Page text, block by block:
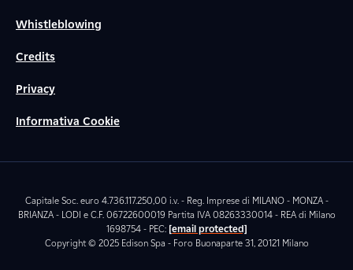
Whistleblowing
Credits
Privacy
Informativa Cookie
Capitale Soc. euro 4.736.117.250,00 i.v. - Reg. Imprese di MILANO - MONZA -
BRIANZA - LODI e C.F. 06722600019 Partita IVA 08263330014 - REA di Milano
1698754 - PEC: [email protected]
Copyright © 2025 Edison Spa - Foro Buonaparte 31, 20121 Milano